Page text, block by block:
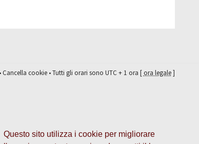
Questo sito utilizza i cookie per migliorare
Cancella cookie• Tutti gli orari sono UTC + 1 ora [ora legale]